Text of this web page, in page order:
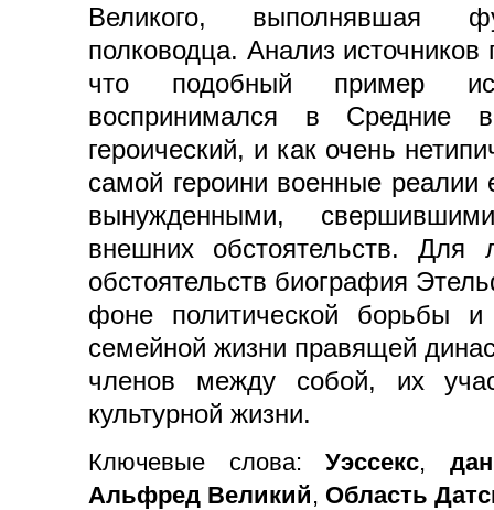
Великого, выполнявшая
полководца. Анализ
что подобный пример
воспринимался в
героический, и как очень
самой героини военные
вынужденными,
внешних обстоятельств. Для
обстоятельств биография
фоне политической борьбы
семейной жизни правящей
членов между собой, их
культурной жизни.
Ключевые слова:Уэссекс,
Альфред Великий, Область